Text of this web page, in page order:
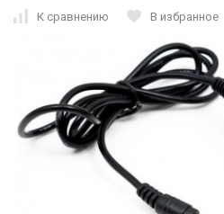
К сравнению В избранное